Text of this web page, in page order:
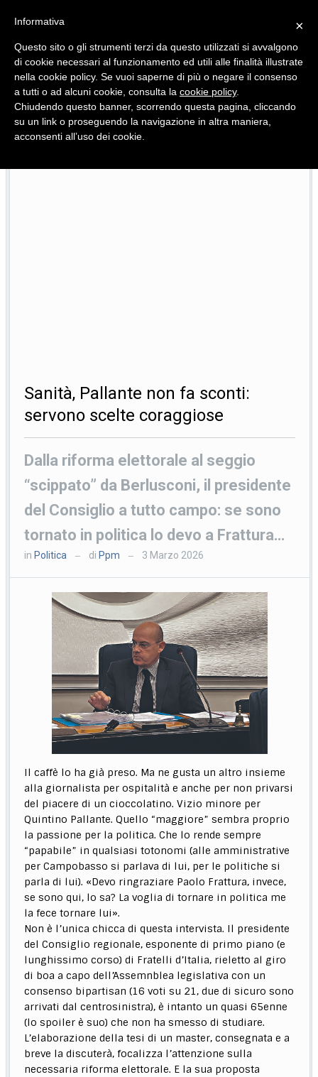
Quotidiano d'informazione distribuito in Molise con
Sanità, Pallante non fa sconti:
servono scelte coraggiose
Dalla riforma elettorale al seggio
“scippato” da Berlusconi, il presidente
del Consiglio a tutto campo: se sono
tornato in politica lo devo a Frattura…
in Politica — di Ppm — 3 Marzo 2026
Il caffè lo ha già preso. Ma ne gusta un altro insieme
alla giornalista per ospitalità e anche per non privarsi
del piacere di un cioccolatino. Vizio minore per
Quintino Pallante. Quello “maggiore” sembra proprio
la passione per la politica. Che lo rende sempre
“papabile” in qualsiasi totonomi (alle amministrative
per Campobasso si parlava di lui, per le politiche si
parla di lui). «Devo ringraziare Paolo Frattura, invece,
se sono qui, lo sa? La voglia di tornare in politica me
la fece tornare lui».
Non è l’unica chicca di questa intervista. Il presidente
del Consiglio regionale, esponente di primo piano (e
lunghissimo corso) di Fratelli d’Italia, rieletto al giro
di boa a capo dell’Assemnblea legislativa con un
consenso bipartisan (16 voti su 21, due di sicuro sono
arrivati dal centrosinistra), è intanto un quasi 65enne
(lo spoiler è suo) che non ha smesso di studiare.
L’elaborazione della tesi di un master, consegnata e a
breve la discuterà, focalizza l’attenzione sulla
necessaria riforma elettorale. E la sua proposta
×
Informativa
Questo sito o gli strumenti terzi da questo utilizzati si avvalgono
di cookie necessari al funzionamento ed utili alle finalità illustrate
nella cookie policy. Se vuoi saperne di più o negare il consenso
a tutti o ad alcuni cookie, consulta la cookie policy.
Chiudendo questo banner, scorrendo questa pagina, cliccando
su un link o proseguendo la navigazione in altra maniera,
acconsenti all’uso dei cookie.